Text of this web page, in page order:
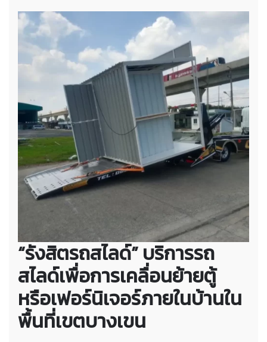
“รังสิตรถสไลด์” บริการรถ
สไลด์เพื่อการเคลื่อนย้ายตู้
หรือเฟอร์นิเจอร์ภายในบ้านใน
พื้นที่เขตบางเขน